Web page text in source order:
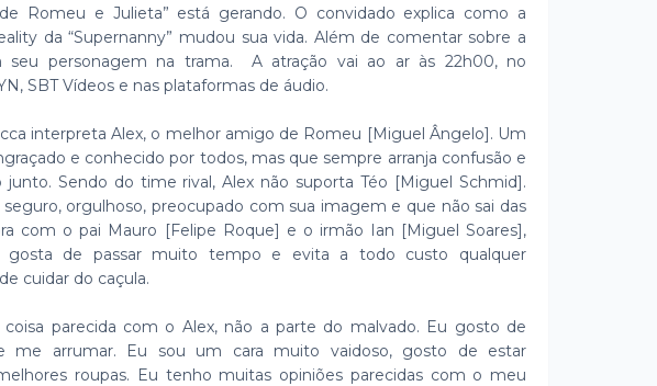
Romeu e Julieta” está gerando. O convidado explica como a
da “Supernanny” mudou sua vida. Além de comentar sobre a
seu personagem na trama. A atração vai ao ar às 22h00, no
SBT Vídeos e nas plataformas de áudio.
interpreta Alex, o melhor amigo de Romeu [Miguel Ângelo]. Um
e conhecido por todos, mas que sempre arranja confusão e
junto. Sendo do time rival, Alex não suporta Téo [Miguel Schmid].
orgulhoso, preocupado com sua imagem e que não sai das
com o pai Mauro [Felipe Roque] e o irmão Ian [Miguel Soares],
de passar muito tempo e evita a todo custo qualquer
cuidar do caçula.
parecida com o Alex, não a parte do malvado. Eu gosto de
me arrumar. Eu sou um cara muito vaidoso, gosto de estar
roupas. Eu tenho muitas opiniões parecidas com o meu